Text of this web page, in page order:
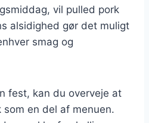
vil pulled pork
alsidighed gør det muligt
smag og
fest, kan du overveje at
en del af menuen.